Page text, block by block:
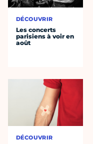
DÉCOUVRIR
Les concerts
parisiens à voir en
août
DÉCOUVRIR